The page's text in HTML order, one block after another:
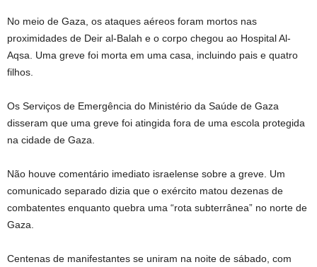
No meio de Gaza, os ataques aéreos foram mortos nas
proximidades de Deir al-Balah e o corpo chegou ao Hospital Al-
Aqsa. Uma greve foi morta em uma casa, incluindo pais e quatro
filhos.
Os Serviços de Emergência do Ministério da Saúde de Gaza
disseram que uma greve foi atingida fora de uma escola protegida
na cidade de Gaza.
Não houve comentário imediato israelense sobre a greve. Um
comunicado separado dizia que o exército matou dezenas de
combatentes enquanto quebra uma “rota subterrânea” no norte de
Gaza.
Centenas de manifestantes se uniram na noite de sábado, com